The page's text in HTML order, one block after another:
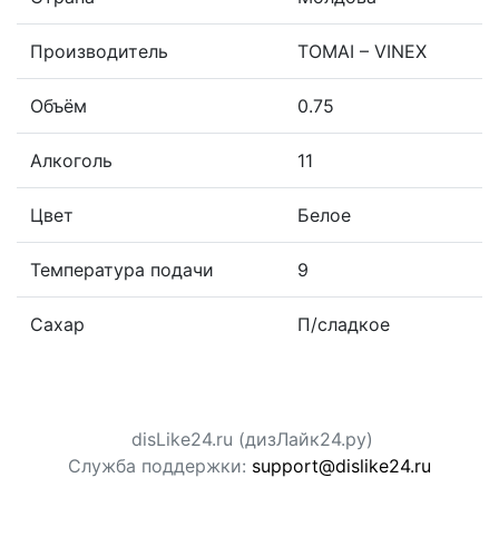
Производитель TOMAI – VINEX
Объём 0.75
Алкоголь 11
Цвет Белое
Температура подачи 9
Сахар П/сладкое
disLike24.ru (дизЛайк24.ру)
Служба поддержки: support@dislike24.ru